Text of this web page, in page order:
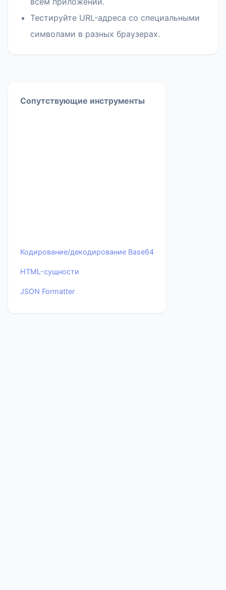
Тестируйте URL-адреса со специальными
символами в разных браузерах.
Сопутствующие инструменты
Кодирование/декодирование Base64
HTML-сущности
JSON Formatter